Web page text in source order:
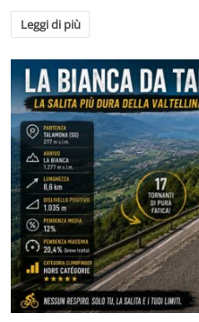
Leggi di più